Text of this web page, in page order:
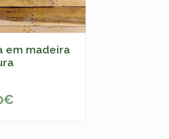
em madeira
+